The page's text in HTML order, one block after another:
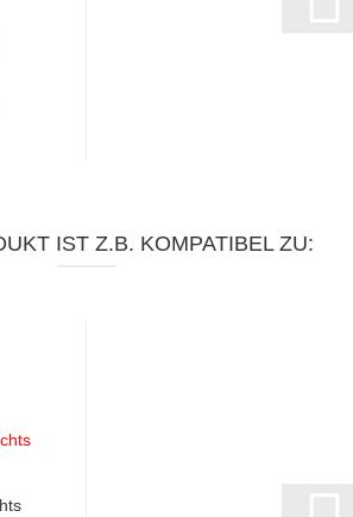
IST Z.B. KOMPATIBEL ZU: